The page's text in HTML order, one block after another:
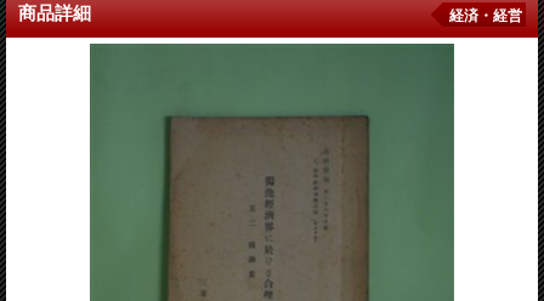
商品詳細 経済・経営